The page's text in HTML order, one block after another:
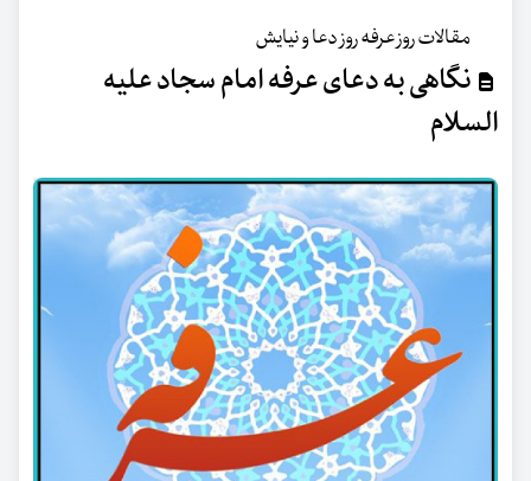
مقالات روز عرفه روز دعا و نیایش
نگاهی به دعای عرفه امام سجاد علیه
السلام